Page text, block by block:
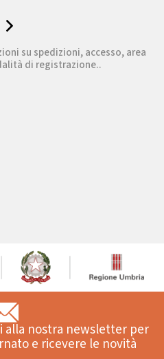
su spedizioni, accesso, area
di registrazione..
alla nostra newsletter per
e ricevere le novità